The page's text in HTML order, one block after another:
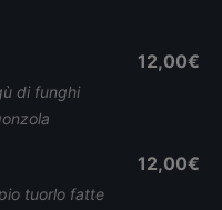
di funghi
12,00€
tuorlo fatte
12,00€